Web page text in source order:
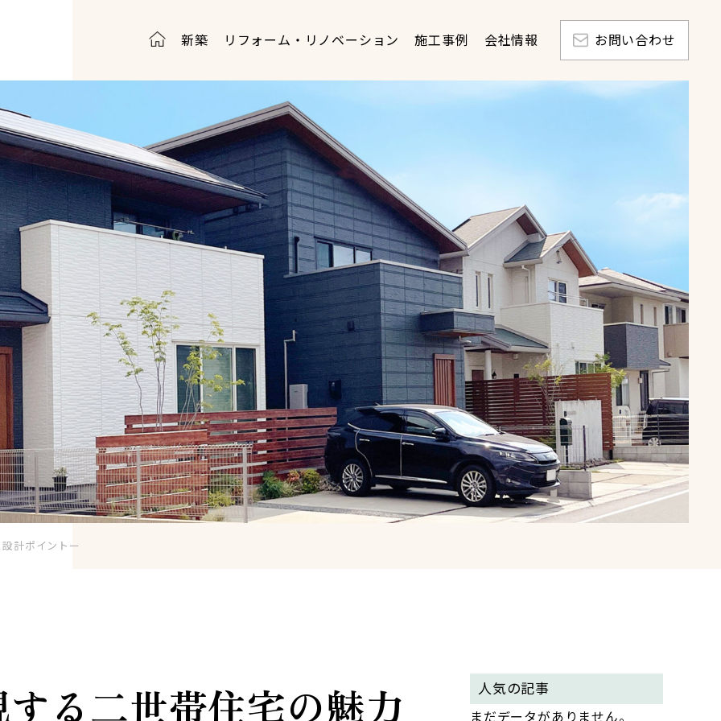
新築 リフォーム・リノベーション 施工事例 会社情報 お問い合わせ
計ポイントー
る二世帯住宅の魅力 人気の記事
まだデータがありません。